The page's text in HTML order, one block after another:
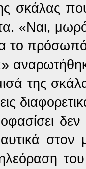
σκάλας
«Ναι,
το
της